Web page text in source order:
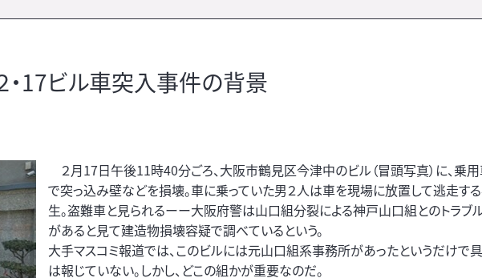
17ビル車突入事件の背景
２月17日午後11時40分ごろ、大阪市鶴見区今津中のビル（冒頭写真）に、乗
で突っ込み壁などを損壊。車に乗っていた男２人は車を現場に放置して逃走す
生。盗難車と見られるーー大阪府警は山口組分裂による神戸山口組とのトラブ
があると見て建造物損壊容疑で調べているという。
大手マスコミ報道では、このビルには元山口組系事務所があったというだけで
は報じていない。しかし、どこの組かが重要なのだ。